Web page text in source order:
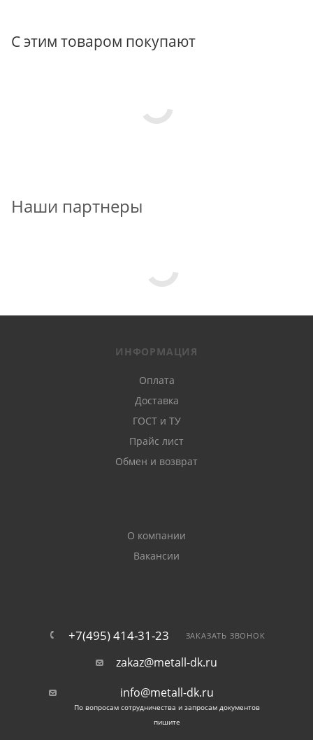
С этим товаром покупают
Наши партнеры
ИНФОРМАЦИЯ
Оплата
Доставка
ГОСТ и ТУ
Прайс лист
Обмен и возврат
О компании
Вакансии
+7(495) 414-31-23 ЗАКАЗАТЬ ЗВОНОК
zakaz@metall-dk.ru
info@metall-dk.ru
По вопросам сотрудничества и запросам документов
пишите